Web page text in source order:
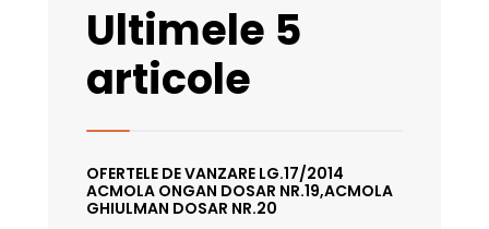
Ultimele 5
articole
OFERTELE DE VANZARE LG.17/2014
ACMOLA ONGAN DOSAR NR.19,ACMOLA
GHIULMAN DOSAR NR.20